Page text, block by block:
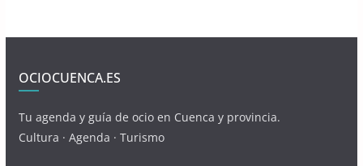
OCIOCUENCA.ES
Tu agenda y guía de ocio en Cuenca y provincia.
Cultura · Agenda · Turismo